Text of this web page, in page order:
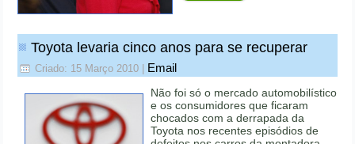
Toyota levaria cinco anos para se recuperar
Criado: 15 Março 2010 Email
Não foi só o mercado automobilístico
e os consumidores que ficaram
chocados com a derrapada da
Toyota nos recentes episódios de